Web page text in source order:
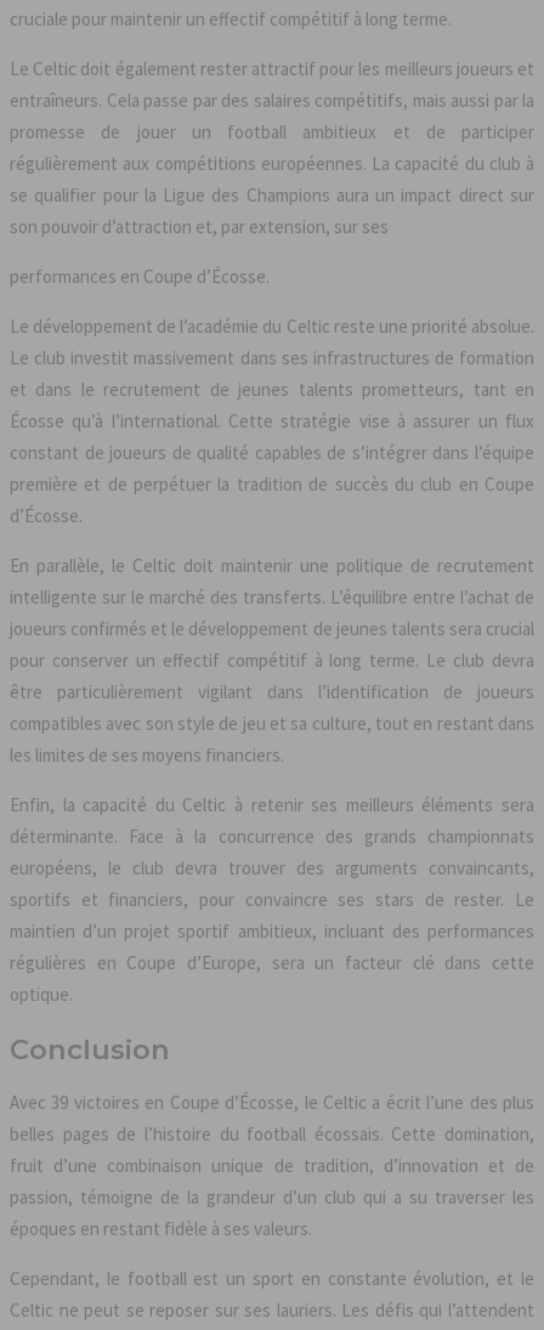
cruciale pour maintenir un effectif compétitif à long terme.
Le Celtic doit également rester attractif pour les meilleurs joueurs et
entraîneurs. Cela passe par des salaires compétitifs, mais aussi par la
promesse de jouer un football ambitieux et de participer
régulièrement aux compétitions européennes. La capacité du club à
se qualifier pour la Ligue des Champions aura un impact direct sur
son pouvoir d’attraction et, par extension, sur ses
performances en Coupe d’Écosse.
Le développement de l’académie du Celtic reste une priorité absolue.
Le club investit massivement dans ses infrastructures de formation
et dans le recrutement de jeunes talents prometteurs, tant en
Écosse qu’à l’international. Cette stratégie vise à assurer un flux
constant de joueurs de qualité capables de s’intégrer dans l’équipe
première et de perpétuer la tradition de succès du club en Coupe
d’Écosse.
En parallèle, le Celtic doit maintenir une politique de recrutement
intelligente sur le marché des transferts. L’équilibre entre l’achat de
joueurs confirmés et le développement de jeunes talents sera crucial
pour conserver un effectif compétitif à long terme. Le club devra
être particulièrement vigilant dans l’identification de joueurs
compatibles avec son style de jeu et sa culture, tout en restant dans
les limites de ses moyens financiers.
Enfin, la capacité du Celtic à retenir ses meilleurs éléments sera
déterminante. Face à la concurrence des grands championnats
européens, le club devra trouver des arguments convaincants,
sportifs et financiers, pour convaincre ses stars de rester. Le
maintien d’un projet sportif ambitieux, incluant des performances
régulières en Coupe d’Europe, sera un facteur clé dans cette
optique.
Conclusion
Avec 39 victoires en Coupe d’Écosse, le Celtic a écrit l’une des plus
belles pages de l’histoire du football écossais. Cette domination,
fruit d’une combinaison unique de tradition, d’innovation et de
passion, témoigne de la grandeur d’un club qui a su traverser les
époques en restant fidèle à ses valeurs.
Cependant, le football est un sport en constante évolution, et le
Celtic ne peut se reposer sur ses lauriers. Les défis qui l’attendent